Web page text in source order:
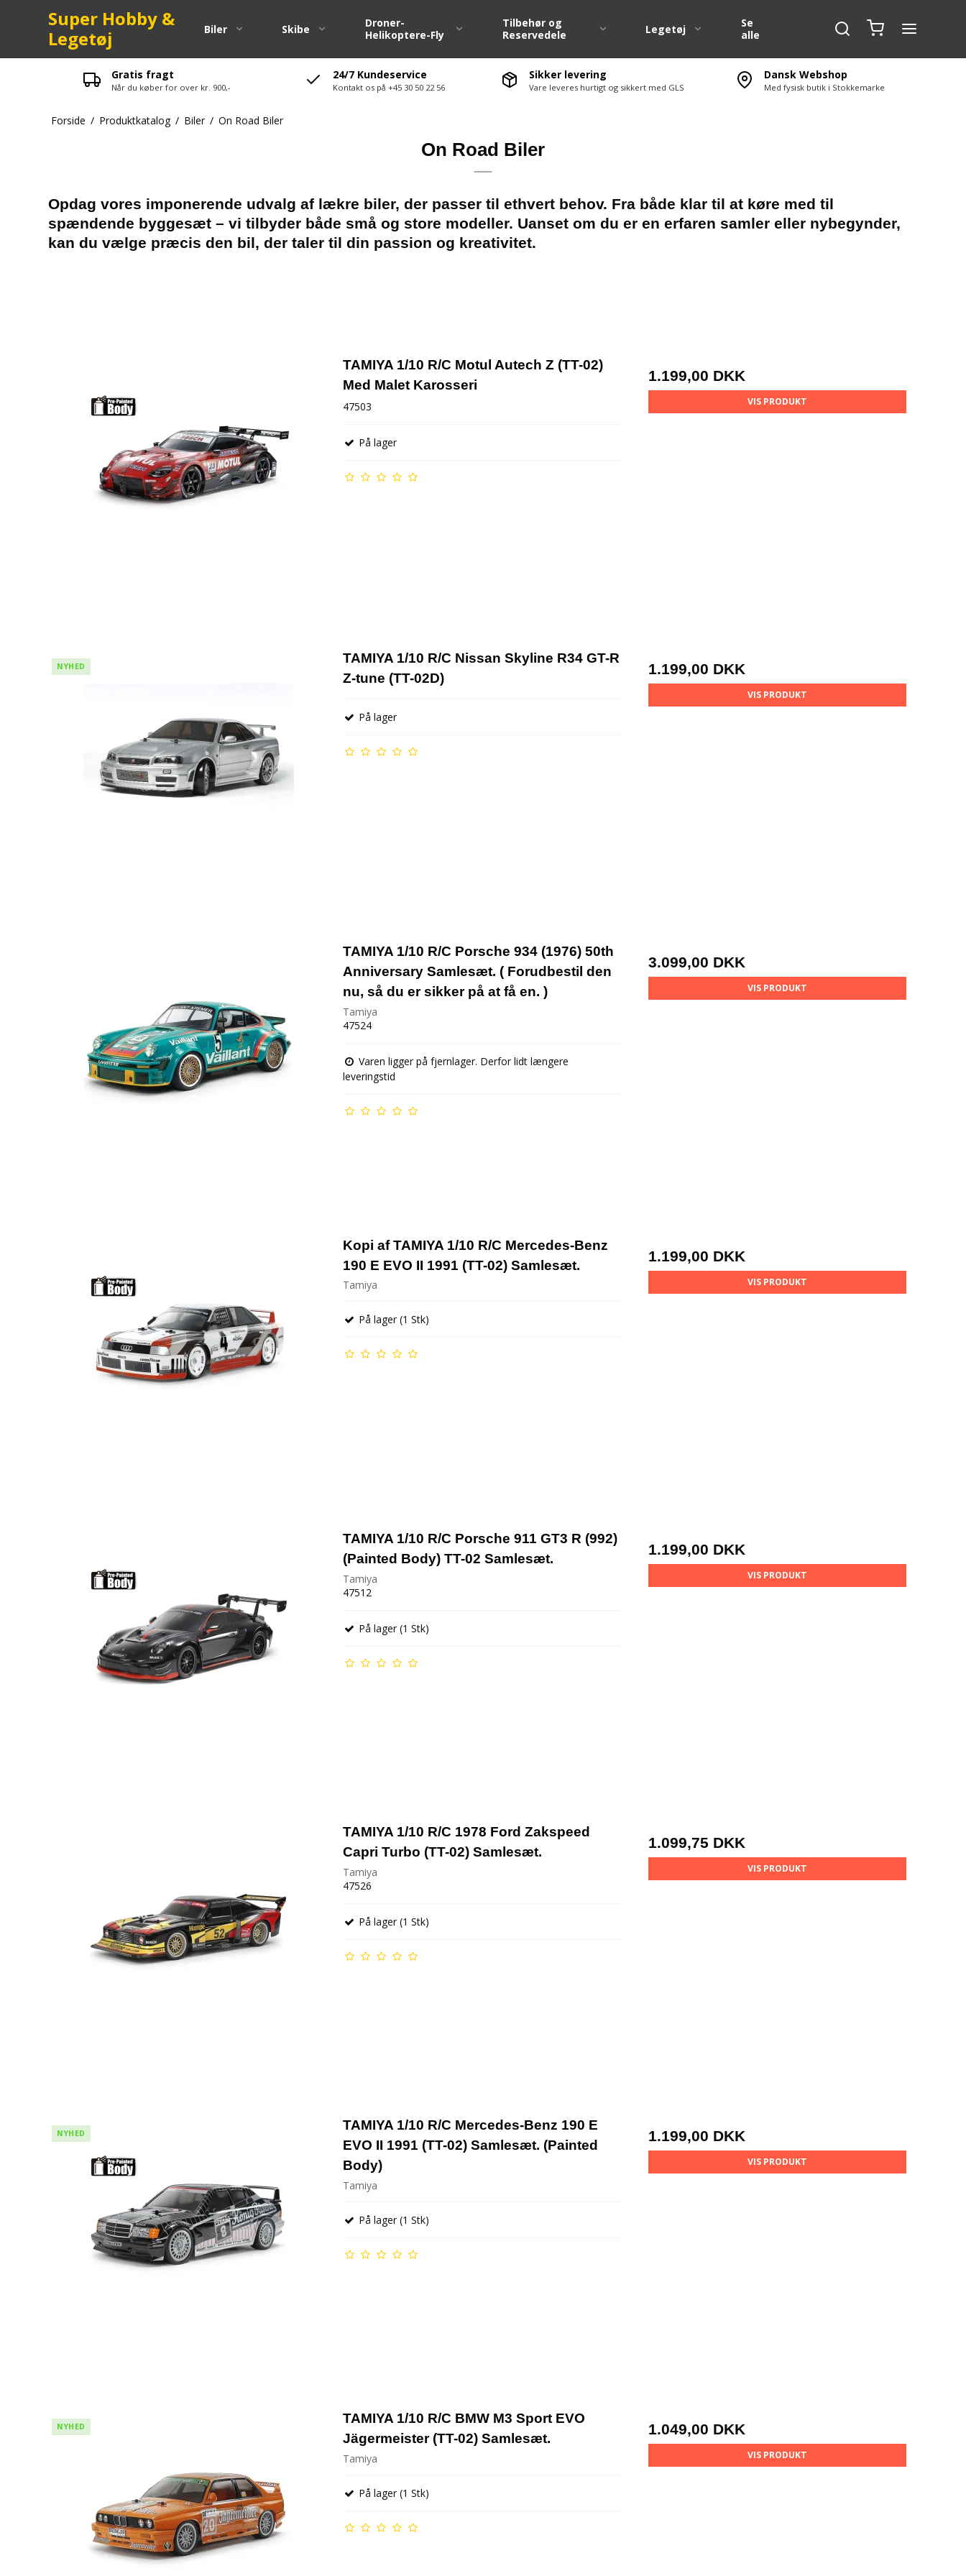
Super Hobby &
Legetøj
Biler Skibe
Droner-
Helikoptere-Fly
Tilbehør og
Reservedele
Kuglelejer
Skruer-bolte-møtrikker
Maxam Reservedele div.
LRP Reservedele
Dækvarmere 1:10
Hjulsæt M-Chassis
Hjulsæt Drift
Hjulsæt Off Road
Lipo batterier
Nimh batterier
1:6 Karosserier Off Road
1:4 F1 karosseri
Lim
Olie / Fedt
2 takt olie
Legetøj
Se
alle
Gratis fragt
Når du køber for over kr. 900,-
24/7 Kundeservice
Kontakt os på +45 30 50 22 56
Sikker levering
Vare leveres hurtigt og sikkert med GLS
Dansk Webshop
Med fysisk butik i Stokkemarke
Forside / Produktkatalog / Biler / On Road Biler
On Road Biler
Opdag vores imponerende udvalg af lækre biler, der passer til ethvert behov. Fra både klar til at køre med til
spændende byggesæt – vi tilbyder både små og store modeller. Uanset om du er en erfaren samler eller nybegynder,
kan du vælge præcis den bil, der taler til din passion og kreativitet.
TAMIYA 1/10 R/C Motul Autech Z (TT-02)
Med Malet Karosseri
47503
På lager
1.199,00 DKK
VIS PRODUKT
NYHED
TAMIYA 1/10 R/C Nissan Skyline R34 GT-R
Z-tune (TT-02D)
På lager
1.199,00 DKK
VIS PRODUKT
TAMIYA 1/10 R/C Porsche 934 (1976) 50th
Anniversary Samlesæt. ( Forudbestil den
nu, så du er sikker på at få en. )
Tamiya
47524
Varen ligger på fjernlager. Derfor lidt længere
leveringstid
3.099,00 DKK
VIS PRODUKT
Kopi af TAMIYA 1/10 R/C Mercedes-Benz
190 E EVO II 1991 (TT-02) Samlesæt.
Tamiya
På lager (1 Stk)
1.199,00 DKK
VIS PRODUKT
TAMIYA 1/10 R/C Porsche 911 GT3 R (992)
(Painted Body) TT-02 Samlesæt.
Tamiya
47512
På lager (1 Stk)
1.199,00 DKK
VIS PRODUKT
TAMIYA 1/10 R/C 1978 Ford Zakspeed
Capri Turbo (TT-02) Samlesæt.
Tamiya
47526
På lager (1 Stk)
1.099,75 DKK
VIS PRODUKT
NYHED
TAMIYA 1/10 R/C Mercedes-Benz 190 E
EVO II 1991 (TT-02) Samlesæt. (Painted
Body)
Tamiya
På lager (1 Stk)
1.199,00 DKK
VIS PRODUKT
NYHED
TAMIYA 1/10 R/C BMW M3 Sport EVO
Jägermeister (TT-02) Samlesæt.
Tamiya
På lager (1 Stk)
1.049,00 DKK
VIS PRODUKT